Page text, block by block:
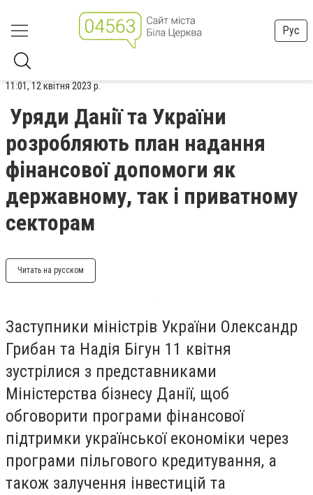
Рус
11:01, 12 квітня 2023 р.
Уряди Данії та України
розробляють план надання
фінансової допомоги як
державному, так і приватному
секторам
Читать на русском
Заступники міністрів України Олександр
Грибан та Надія Бігун 11 квітня
зустрілися з представниками
Міністерства бізнесу Данії, щоб
обговорити програми фінансової
підтримки української економіки через
програми пільгового кредитування, а
також залучення інвестицій та